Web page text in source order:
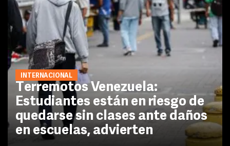
INTERNACIONAL
Terremotos Venezuela:
Estudiantes están en riesgo de
quedarse sin clases ante daños
en escuelas, advierten